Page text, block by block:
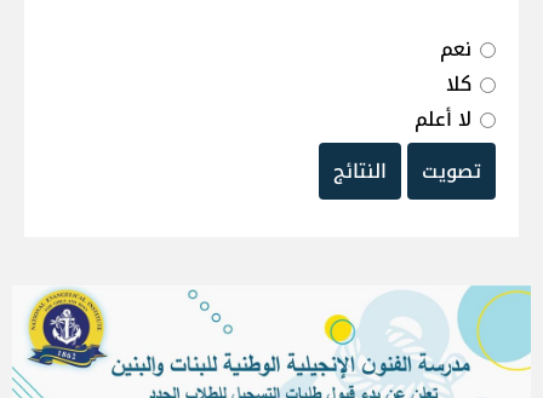
نعم
كلا
لا أعلم
تصويت
النتائج